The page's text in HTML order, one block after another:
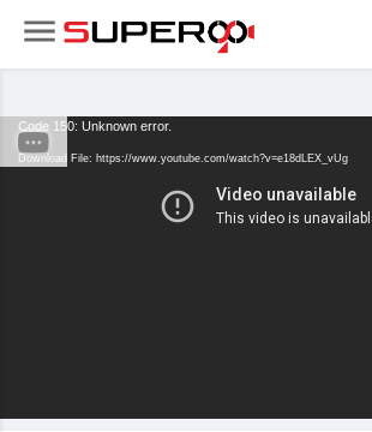
Code 150: Unknown error.
Download File: https://www.youtube.com/watch?v=e18dLEX_vUg